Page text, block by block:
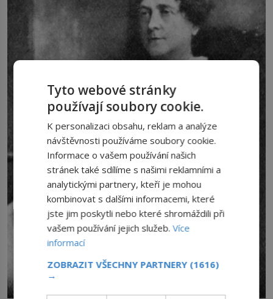
Tyto webové stránky
používají soubory cookie.
K personalizaci obsahu, reklam a analýze
návštěvnosti používáme soubory cookie.
Informace o vašem používání našich
stránek také sdílíme s našimi reklamními a
analytickými partnery, kteří je mohou
kombinovat s dalšími informacemi, které
jste jim poskytli nebo které shromáždili při
vašem používání jejich služeb.Více
informací
ZOBRAZIT VŠECHNY PARTNERY (1616)
→